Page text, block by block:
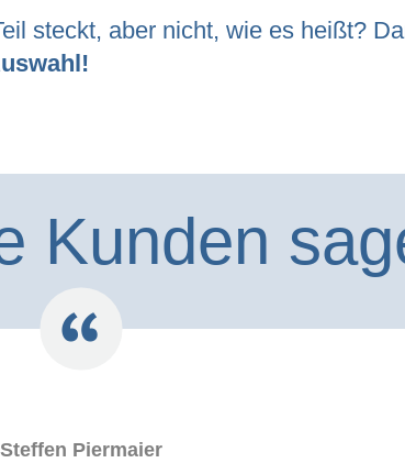
steckt, aber nicht, wie es heißt?
Kunden
Steffen Piermaier